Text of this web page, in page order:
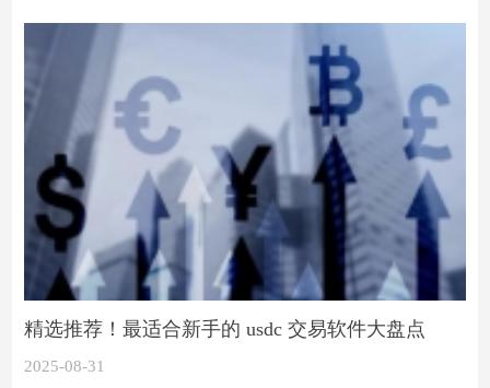
性并掌握防范恶意软件的方法至关重要。
精选推荐！最适合新手的 usdc 交易软件大盘点
2025-08-31